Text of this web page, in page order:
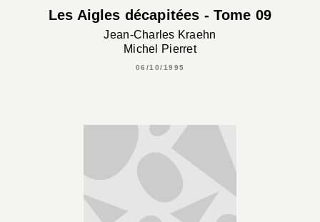
Les Aigles décapitées - Tome 09
Jean-Charles Kraehn
Michel Pierret
06/10/1995